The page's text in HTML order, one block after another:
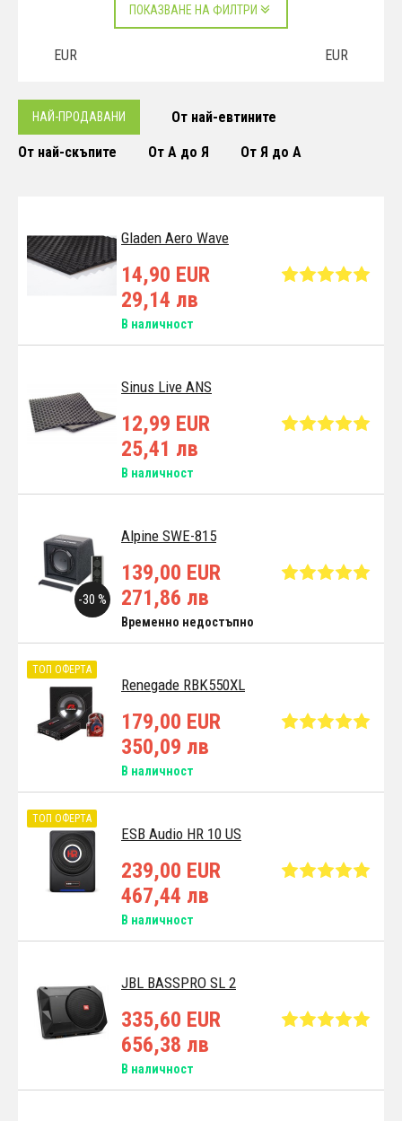
ПОКАЗВАНЕ НА ФИЛТРИ
EUR EUR
НАЙ-ПРОДАВАНИ От най-евтините
От най-скъпите От А до Я От Я до А
Gladen Aero Wave
14,90 EUR
29,14 лв
В наличност
Sinus Live ANS
12,99 EUR
25,41 лв
В наличност
Alpine SWE-815
-30 %
139,00 EUR
271,86 лв
Временно недостъпно
Renegade RBK550XL
ТОП ОФЕРТА
179,00 EUR
350,09 лв
В наличност
ESB Audio HR 10 US
ТОП ОФЕРТА
239,00 EUR
467,44 лв
В наличност
JBL BASSPRO SL 2
335,60 EUR
656,38 лв
В наличност